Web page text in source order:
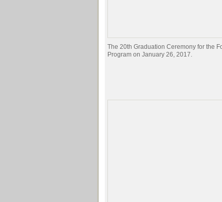
The 20th Graduation Ceremony for the
Program on January 26, 2017.